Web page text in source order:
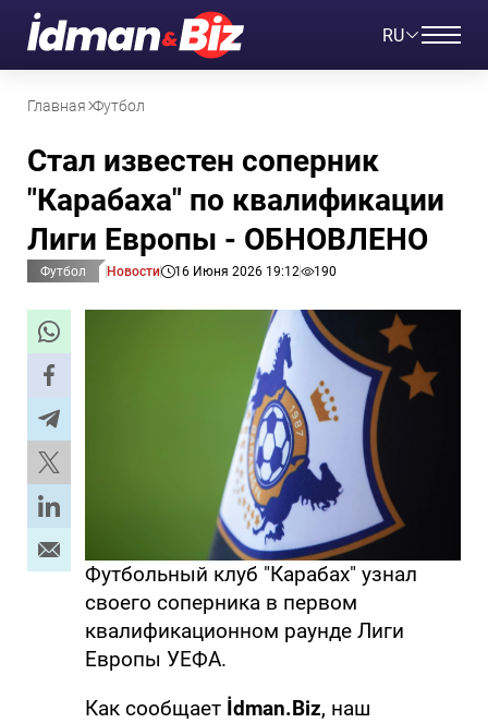
RU
Главная Футбол
Стал известен соперник
"Карабаха" по квалификации
Лиги Европы - ОБНОВЛЕНО
Футбол Новости 16 Июня 2026 19:12 190
Футбольный клуб "Карабах" узнал
своего соперника в первом
квалификационном раунде Лиги
Европы УЕФА.
Как сообщает İdman.Biz, наш